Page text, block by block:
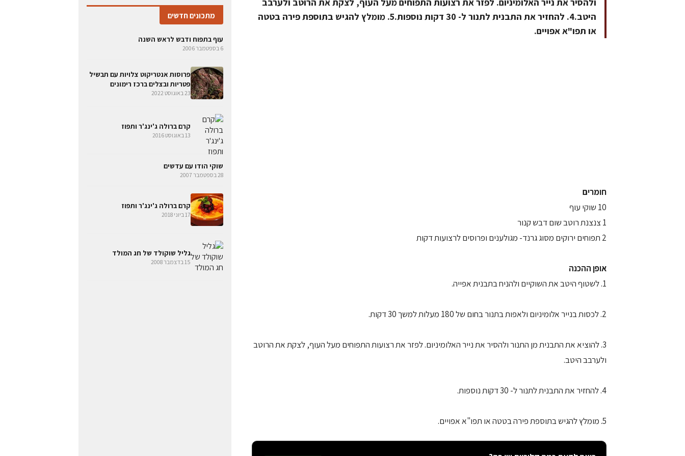
היטב.4. להחזיר את התבנית לתנור ל- 30 דקות נוספות.5. מומלץ להגיש בתוספת פירה בטטה
או תפו"א אפויים.
חומרים
10 שוקי עוף
1 צנצנת רוטב שום דבש קנור
2 תפוחים ירוקים מסוג גרנד- מגולענים ופרוסים לרצועות דקות
אופן ההכנה
1. לשטוף היטב את השוקיים ולהניח בתבנית אפייה.
2. לכסות בנייר אלומיניום ולאפות בתנור בחום של 180 מעלות למשך 30 דקות.
3. להוציא את התבנית מן התנור ולהסיר את נייר האלומיניום. לפזר את רצועות התפוחים מעל העוף, לצקת את הרוטב
ולערבב היטב.
4. להחזיר את התבנית לתנור ל- 30 דקות נוספות.
5. מומלץ להגיש בתוספת פירה בטטה או תפו"א אפויים.
מתכונים חדשים
עוף בתפוח ודבש לראש השנה
6 בספטמבר 2006
פרוסות אנטריקוט צלויות עם תבשיל
פטריות ובצלים ברכז רימונים
23 באוגוסט 2022
קרם ברולה ג'ינג'ר ותפוז
13 באוגוסט 2016
שוקי הודו עם עדשים
28 בספטמבר 2007
קרם ברולה ג'ינג'ר ותפוז
17 ביוני 2018
גליל שוקולד של חג המולד
15 בדצמבר 2008